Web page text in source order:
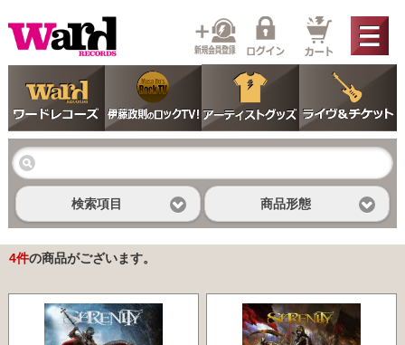
検索項目 商品形態
4件の商品がございます。